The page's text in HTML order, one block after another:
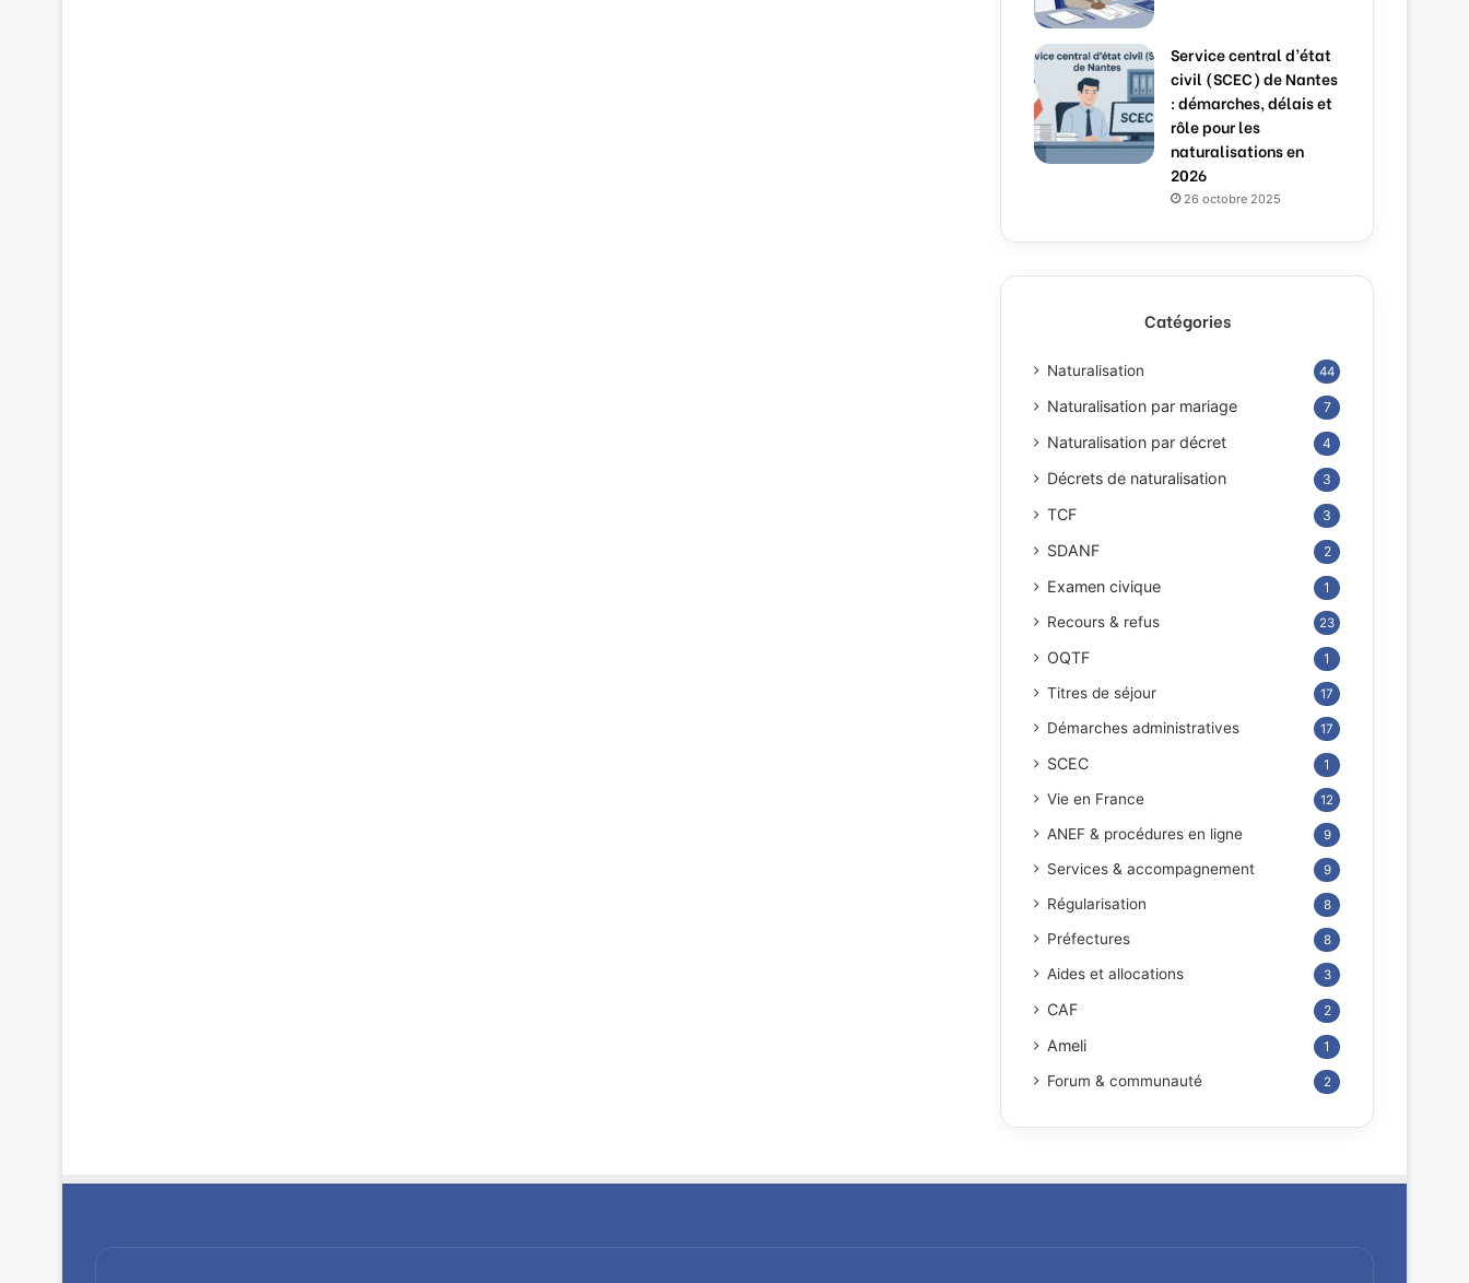
Service central d’état
civil (SCEC) de Nantes
: démarches, délais et
rôle pour les
naturalisations en
2026
26 octobre 2025
Catégories
Naturalisation 44
Naturalisation par mariage 7
Naturalisation par décret 4
Décrets de naturalisation 3
TCF 3
SDANF 2
Examen civique 1
Recours & refus 23
OQTF 1
Titres de séjour 17
Démarches administratives 17
SCEC 1
Vie en France 12
ANEF & procédures en ligne 9
Services & accompagnement 9
Régularisation 8
Préfectures 8
Aides et allocations 3
CAF 2
Ameli 1
Forum & communauté 2